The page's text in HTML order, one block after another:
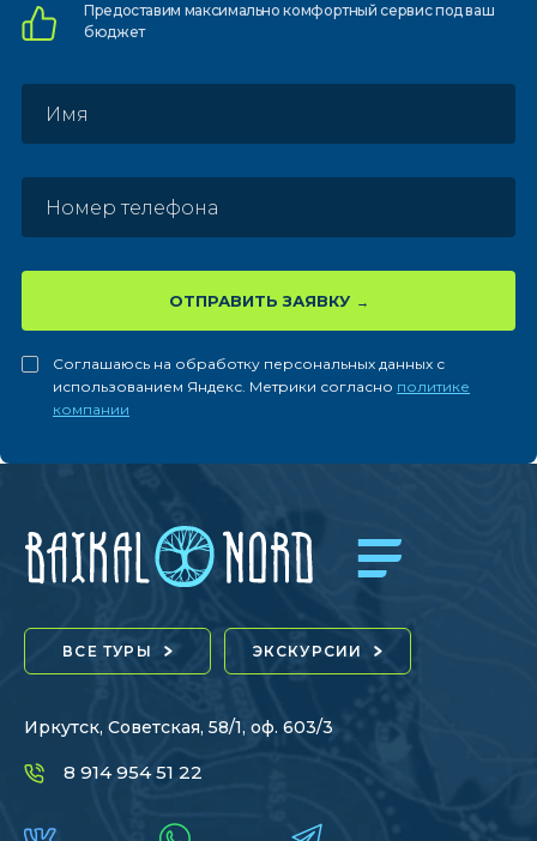
Предоставим максимально комфортныйсервис под ваш
бюджет
ОТПРАВИТЬ ЗАЯВКУ
Соглашаюсь на обработку персональных данных с
использованием Яндекс. Метрики согласно политике
компании
ВСЕ ТУРЫ ЭКСКУРСИИ
Иркутск, Советская, 58/1, оф. 603/3
8 914 954 51 22